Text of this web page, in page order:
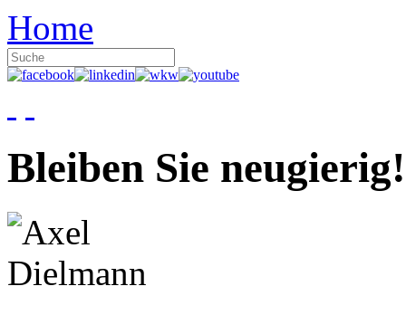
Home
Bleiben Sie neugierig!